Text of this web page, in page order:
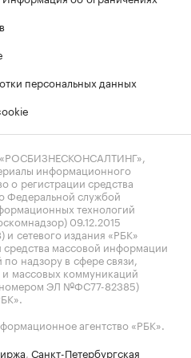
персональных данных
информационного
о регистрации средства
Федеральной службой
технологий
09.12.2015
сетевого издания «РБК»
средства массовой информации
надзору в сфере связи,
массовых коммуникаций
номером ЭЛ №ФС77-82385)
агентство «РБК».
Санкт-Петербургская